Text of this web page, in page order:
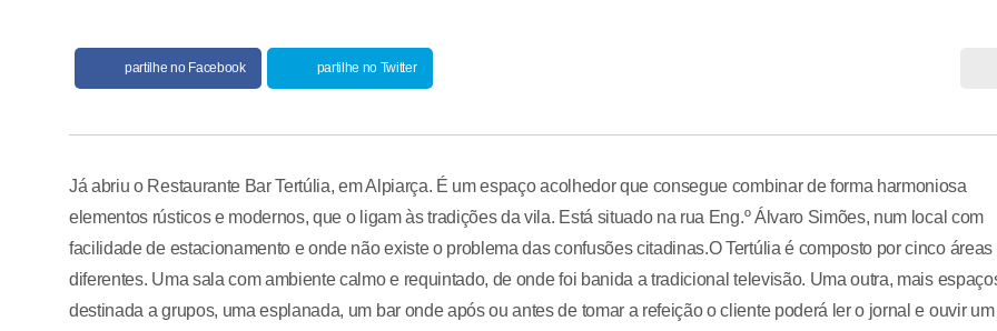
partilhe no Facebook partilhe no Twitter
Já abriu o Restaurante Bar Tertúlia, em Alpiarça. É um espaço acolhedor que consegue combinar de forma harmoniosa
elementos rústicos e modernos, que o ligam às tradições da vila. Está situado na rua Eng.º Álvaro Simões, num local com
facilidade de estacionamento e onde não existe o problema das confusões citadinas.O Tertúlia é composto por cinco áreas
diferentes. Uma sala com ambiente calmo e requintado, de onde foi banida a tradicional televisão. Uma outra, mais
destinada a grupos, uma esplanada, um bar onde após ou antes de tomar a refeição o cliente poderá ler o jornal e ouvir um